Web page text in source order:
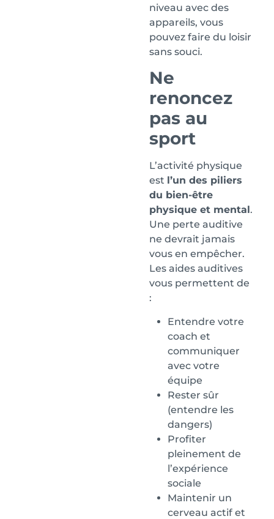
niveau avec des
appareils, vous
pouvez faire du loisir
sans souci.
Ne
renoncez
pas au
sport
L’activité physique
est l’un des piliers
du bien-être
physique et mental .
Une perte auditive
ne devrait jamais
vous en empêcher.
Les aides auditives
vous permettent de
:
Entendre votre
coach et
communiquer
avec votre
équipe
Rester sûr
(entendre les
dangers)
Profiter
pleinement de
l’expérience
sociale
Maintenir un
cerveau actif et